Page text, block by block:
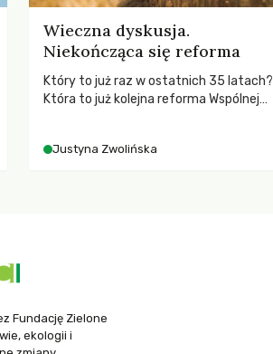
Wieczna dyskusja.
Niekończąca się reforma
Który to już raz w ostatnich 35 latach?
Która to już kolejna reforma Wspólnej
społeczne?
Justyna Zwolińska
Fundację Zielone
ekologii i